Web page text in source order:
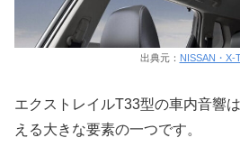
出典元： NISSAN・X-
エクストレイルT33型の車内音響
える大きな要素の一つです。